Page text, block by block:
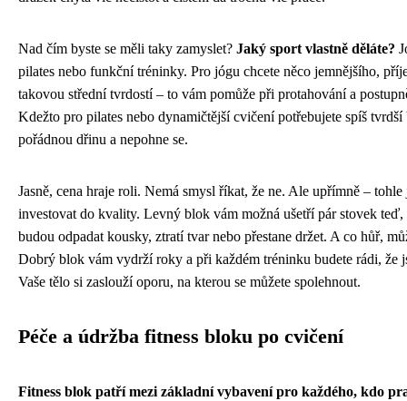
Nad čím byste se měli taky zamyslet? Jaký sport vlastně děláte?
pilates nebo funkční tréninky. Pro jógu chcete něco jemnějšího,
takovou střední tvrdostí – to vám pomůže při protahování a
Kdežto pro pilates nebo dynamičtější cvičení potřebujete spíš
pořádnou dřinu a nepohne se.
Jasně, cena hraje roli. Nemá smysl říkat, že ne. Ale upřímně –
investovat do kvality. Levný blok vám možná ušetří pár stovek
budou odpadat kousky, ztratí tvar nebo přestane držet. A co hůř,
Dobrý blok vám vydrží roky a při každém tréninku budete rádi, že
Vaše tělo si zaslouží oporu, na kterou se můžete spolehnout.
Péče a údržba fitness bloku po cvičení
Fitness blok patří mezi základní vybavení pro každého, kdo